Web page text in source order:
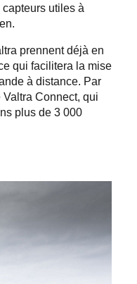
utiles à
prennent déjà en
qui facilitera la mise
à distance. Par
Connect, qui
plus de 3 000